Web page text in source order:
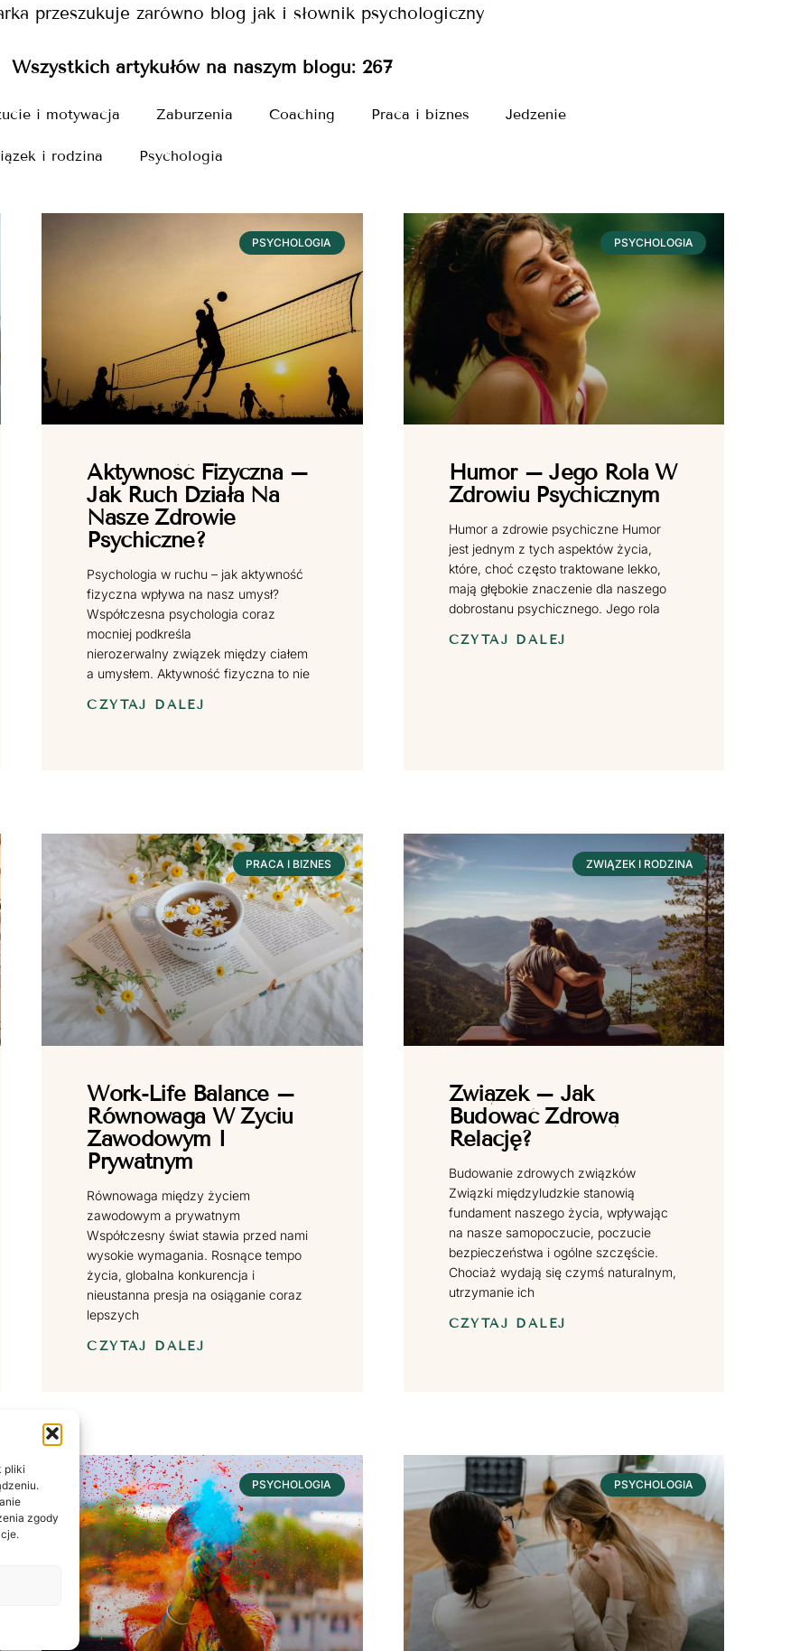
pliki
zgody
przeszukuje zarówno blog jak i słownik psychologiczny
Wszystkich artykułów na naszym blogu: 267
i motywacja Zaburzenia Coaching Praca i biznes Jedzenie
i rodzina Psychologia
PSYCHOLOGIA
Aktywność Fizyczna –
Jak Ruch Działa Na
Nasze Zdrowie
Psychiczne?
Psychologia w ruchu – jak aktywność
fizyczna wpływa na nasz umysł?
Współczesna psychologia coraz
mocniej podkreśla
nierozerwalny związek między ciałem
a umysłem. Aktywność fizyczna to nie
CZYTAJ DALEJ
PSYCHOLOGIA
Humor – Jego Rola W
Zdrowiu Psychicznym
Humor a zdrowie psychiczne Humor
jest jednym z tych aspektów życia,
które, choć często traktowane lekko,
mają głębokie znaczenie dla naszego
dobrostanu psychicznego. Jego rola
CZYTAJ DALEJ
PRACA I BIZNES
Work-Life Balance –
Równowaga W Życiu
Zawodowym I
Prywatnym
Równowaga między życiem
zawodowym a prywatnym
Współczesny świat stawia przed nami
wysokie wymagania. Rosnące tempo
życia, globalna konkurencja i
nieustanna presja na osiąganie coraz
lepszych
CZYTAJ DALEJ
ZWIĄZEK I RODZINA
Związek – Jak
Budować Zdrową
Relację?
Budowanie zdrowych związków
Związki międzyludzkie stanowią
fundament naszego życia, wpływając
na nasze samopoczucie, poczucie
bezpieczeństwa i ogólne szczęście.
Chociaż wydają się czymś naturalnym,
utrzymanie ich
CZYTAJ DALEJ
PSYCHOLOGIA PSYCHOLOGIA